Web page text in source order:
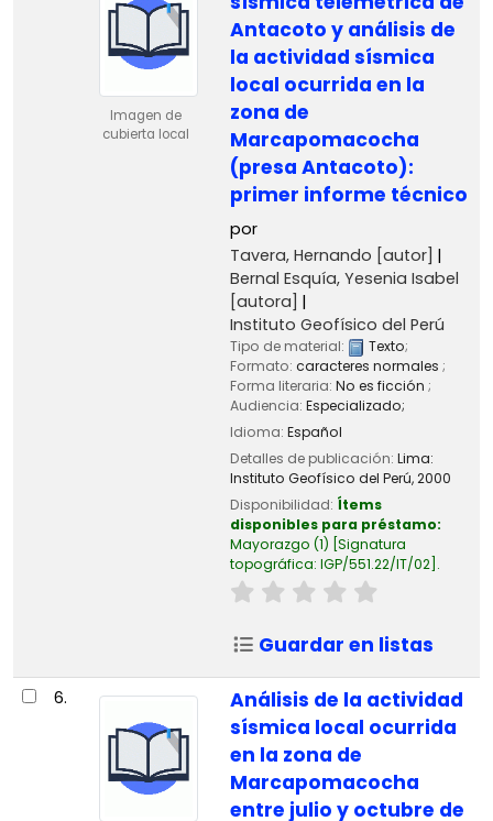
Imagen de
cubierta local
Antacoto y análisis de
la actividad sísmica
local ocurrida en la
zona de
Marcapomacocha
(presa Antacoto):
primer informe técnico
por
Tavera, Hernando [autor]
Bernal Esquía, Yesenia Isabel
[autora]
Instituto Geofísico del Perú
Tipo de material: Texto;
Formato: caracteres normales ;
Forma literaria: No es ficción ;
Audiencia: Especializado;
Idioma: Español
Detalles de publicación: Lima:
Instituto Geofísico del Perú,2000
Disponibilidad: Ítems
disponibles para préstamo:
Mayorazgo (1) Signatura
topográfica: IGP/551.22/IT/02 .
Guardar en listas
6.
Análisis de la actividad
sísmica local ocurrida
en la zona de
Marcapomacocha
entre julio y octubre de